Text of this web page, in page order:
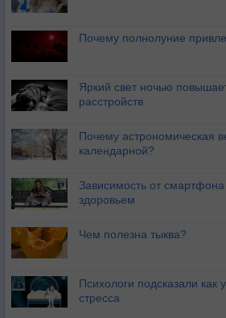
Почему полнолуние
Яркий свет ночью
расстройств
Почему астрономическая
календарной?
Зависимость от
здоровьем
Чем полезна тыква?
Психологи подсказали как
стресса